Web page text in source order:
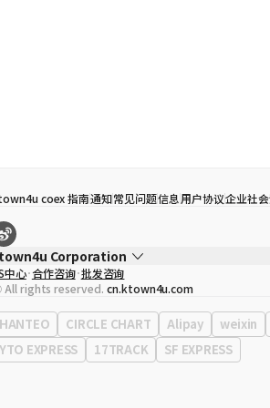
coex 指南通知常见问题信息用户协议企业社
Corporation
宋効珉
业执照 120-87-71116
地址 首尔特别市 江南区 岭东大路 513号 3楼 （三成
中心 合作咨询 批发咨询
rights reserved. cn.ktown4u.com
HANTEO CIRCLE CHART Alipay weixin
YTO EXPRESS
17TRACK SF EXPRESS